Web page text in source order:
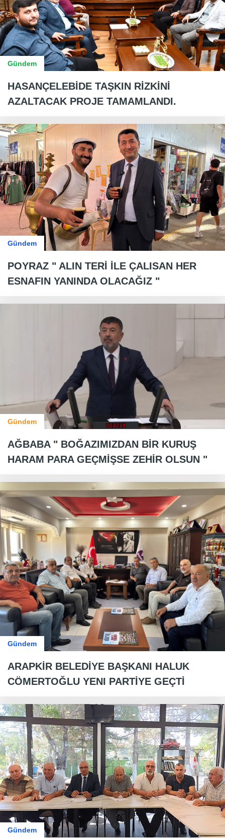
Gündem
HASANÇELEBİDE TAŞKIN RİZKİNİ
AZALTACAK PROJE TAMAMLANDI.
Gündem
POYRAZ " ALIN TERİ İLE ÇALISAN HER
ESNAFIN YANINDA OLACAĞIZ "
Gündem
AĞBABA " BOĞAZIMIZDAN BİR KURUŞ
HARAM PARA GEÇMİŞSE ZEHİR OLSUN "
Gündem
ARAPKİR BELEDİYE BAŞKANI HALUK
CÖMERTOĞLU YENI PARTİYE GEÇTİ
Gündem